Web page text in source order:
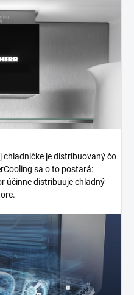
chladničke je distribuovaný čo
sa o to postará:
účinne distribuuje chladný